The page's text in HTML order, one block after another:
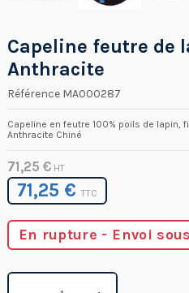
Capeline feutre de
Anthracite
Référence MA000287
Capeline en feutre 100% poils de lapin,
Anthracite Chiné
En rupture - Envoi
71,25 € HT
71,25 €TTC